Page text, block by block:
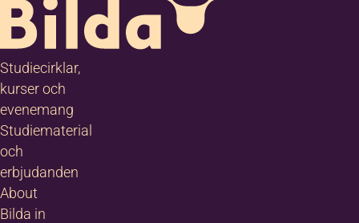
Studiecirklar,
kurser och
evenemang
Studiematerial
och
erbjudanden
About
Bilda in